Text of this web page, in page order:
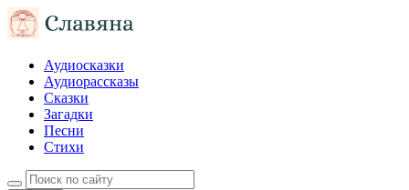
Аудиосказки
Аудиорассказы
Сказки
Загадки
Песни
Стихи